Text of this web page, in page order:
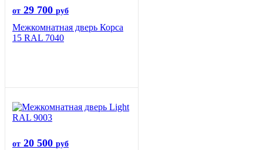
от 29 700 руб
Межкомнатная дверь Корса
15 RAL 7040
от 20 500 руб